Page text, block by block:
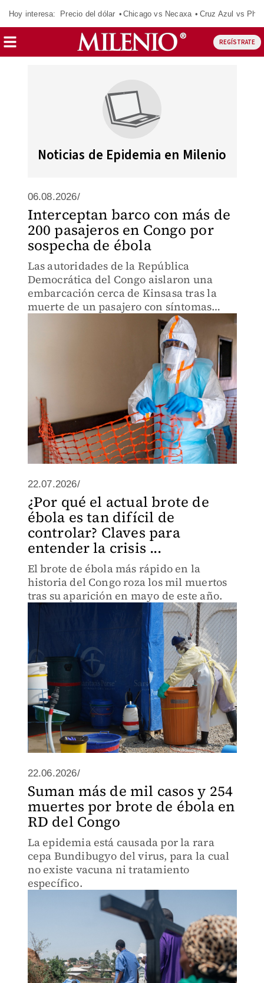
Hoy interesa: Precio del dólar Chicago vs Necaxa Cruz Azul vs
REGÍSTRATE
Noticias de Epidemia en Milenio
06.08.2026/
Interceptan barco con más de
200 pasajeros en Congo por
sospecha de ébola
Las autoridades de la República
Democrática del Congo aislaron una
embarcación cerca de Kinsasa tras la
muerte de un pasajero con síntomas
22.07.2026/
¿Por qué el actual brote de
ébola es tan difícil de
controlar? Claves para
entender la crisis ...
El brote de ébola más rápido en la
historia del Congo roza los mil muertos
tras su aparición en mayo de este año.
22.06.2026/
Suman más de mil casos y 254
muertes por brote de ébola en
RD del Congo
La epidemia está causada por la rara
cepa Bundibugyo del virus, para la cual
no existe vacuna ni tratamiento
específico.